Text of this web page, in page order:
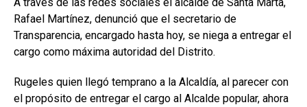
Rafael Martínez, denunció que el secretario de
Transparencia, encargado hasta hoy, se niega a entregar el
cargo como máxima autoridad del Distrito.
Rugeles quien llegó temprano a la Alcaldía, al parecer con
el propósito de entregar el cargo al Alcalde popular, ahora